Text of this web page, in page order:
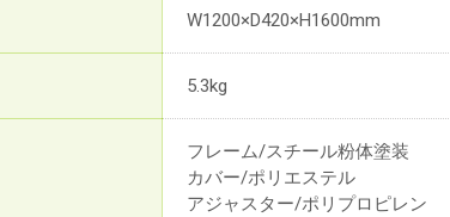
W1200×D420×H1600mm
5.3kg
フレーム/スチール粉体塗装
カバー/ポリエステル
アジャスター/ポリプロピレン